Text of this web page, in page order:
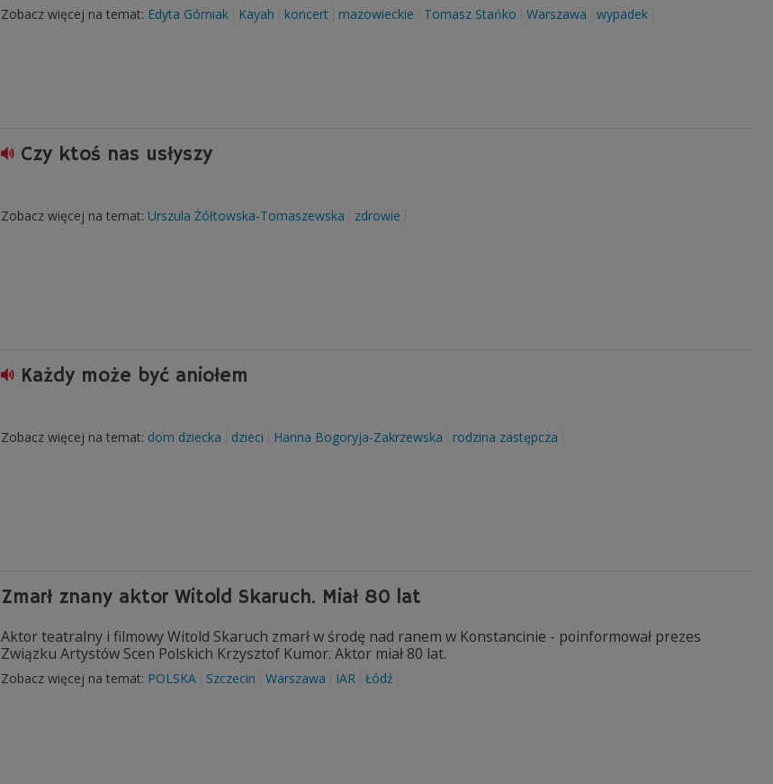
Zobacz więcej na temat: Edyta Górniak Kayah koncert mazowieckie Tomasz Stańko Warszawa wypadek
Czy ktoś nas usłyszy
Zobacz więcej na temat: Urszula Żółtowska-Tomaszewska zdrowie
Każdy może być aniołem
Zobacz więcej na temat: dom dziecka dzieci Hanna Bogoryja-Zakrzewska rodzina zastępcza
Zmarł znany aktor Witold Skaruch. Miał 80 lat
Aktor teatralny i filmowy Witold Skaruch zmarł w środę nad ranem w Konstancinie - poinformował prezes
Związku Artystów Scen Polskich Krzysztof Kumor. Aktor miał 80 lat.
Zobacz więcej na temat: POLSKA Szczecin Warszawa IAR Łódź